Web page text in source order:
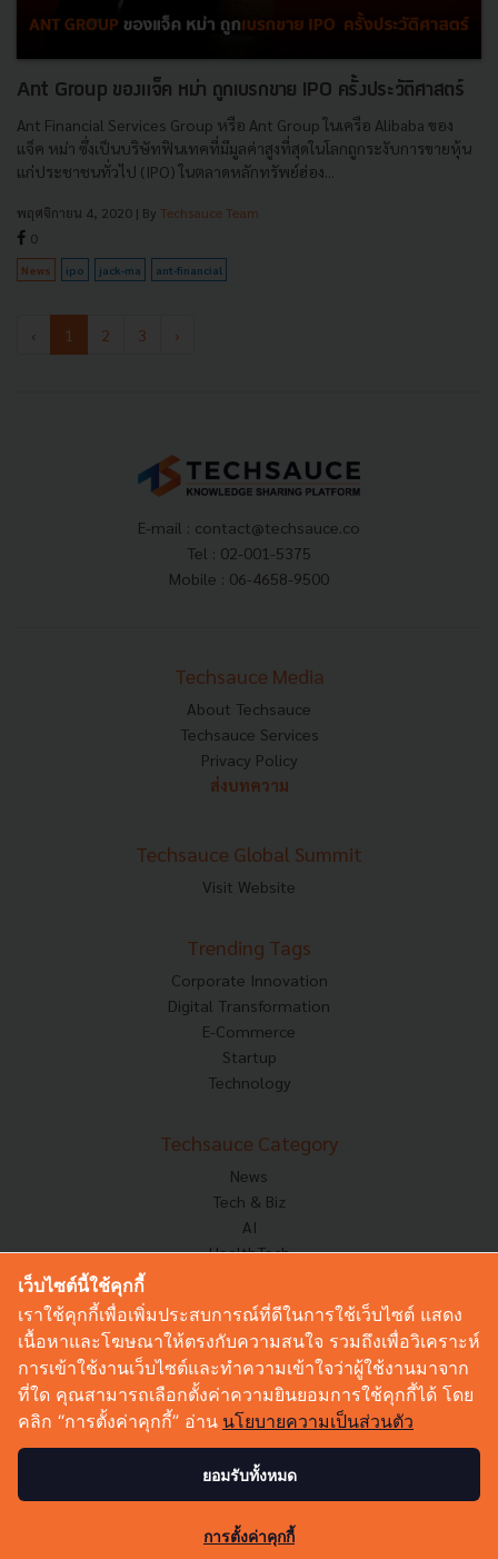
Ant Group ของแจ็ค หม่า ถูกเบรกขาย IPO ครั้งประวัติศาสตร์
Ant Financial Services Group หรือ Ant Group ในเครือ Alibaba ของ
แจ็ค หม่า ซึ่งเป็นบริษัทฟินเทคที่มีมูลค่าสูงที่สุดในโลกถูกระงับการขายหุ้น
แก่ประชาชนทั่วไป (IPO) ในตลาดหลักทรัพย์ฮ่อง...
พฤศจิกายน 4, 2020 | By Techsauce Team
0
News ipo jack-ma ant-financial
‹ 1 2 3 ›
E-mail : contact@techsauce.co
Tel : 02-001-5375
Mobile : 06-4658-9500
Techsauce Media
About Techsauce
Techsauce Services
Privacy Policy
ส่งบทความ
Techsauce Global Summit
Visit Website
Trending Tags
Corporate Innovation
Digital Transformation
E-Commerce
Startup
Technology
Techsauce Category
News
Tech & Biz
AI
HealthTech
Corp Innov
Saucy Thoughts
Based On
Sustainable
Videos
Podcast
© Copyright 2026 :Techsauce All rights reserved.
เว็บไซต์นี้ใช้คุกกี้
เราใช้คุกกี้เพื่อเพิ่มประสบการณ์ที่ดีในการใช้เว็บไซต์ แสดง
เนื้อหาและโฆษณาให้ตรงกับความสนใจ รวมถึงเพื่อวิเคราะห์
การเข้าใช้งานเว็บไซต์และทำความเข้าใจว่าผู้ใช้งานมาจาก
ที่ใด คุณสามารถเลือกตั้งค่าความยินยอมการใช้คุกกี้ได้ โดย
คลิก “การตั้งค่าคุกกี้” อ่าน นโยบายความเป็นส่วนตัว
ยอมรับทั้งหมด
การตั้งค่าคุกกี้